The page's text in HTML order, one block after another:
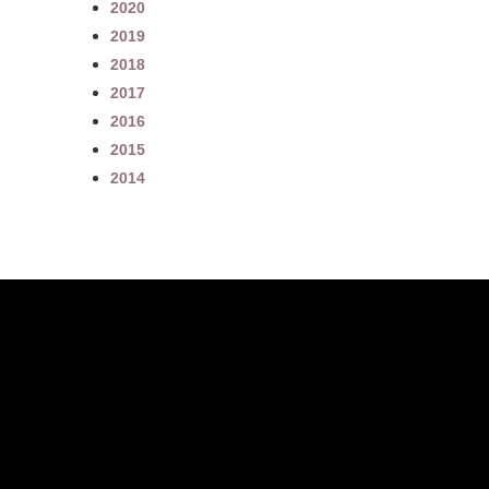
2020
2019
2018
2017
2016
2015
2014